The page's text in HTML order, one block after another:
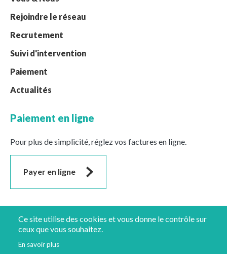
Ce site utilise des cookies et vous donne le contrôle sur
ceux que vous souhaitez.
En savoir plus
Rejoindre le réseau
Recrutement
Suivi d'intervention
Paiement
Actualités
Paiement en ligne
Pour plus de simplicité, réglez vos factures en ligne.
Payer en ligne
Suivez-nous